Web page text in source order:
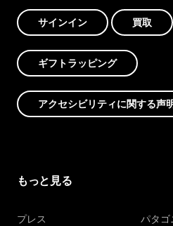
サインイン 買取
ギフトラッピング
アクセシビリティに関する声
もっと見る
プレス パタゴ